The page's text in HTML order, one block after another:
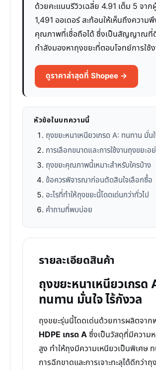
ด้วยคะแนนรีวิวเฉลี่ย 4.91 เต็ม 5 จาก
1,491 ออเดอร์ สะท้อนให้เห็นถึงความ
คุณภาพที่เชื่อถือได้ ซึ่งเป็นสัญญาณที่
กำลังมองหาถุงขยะที่ตอบโจทย์การใช้
ดูราคาล่าสุดที่ Shopee →
หัวข้อในบทความนี้
ถุงขยะหนาเหนียวเกรด A: ทนทาน มั่น
การเลือกขนาดและการใช้งานถุงขยะอ
ถุงขยะคุณภาพนี้เหมาะสำหรับใครบ้าง
ข้อควรพิจารณาก่อนตัดสินใจเลือกซื้อ
อะไรที่ทำให้ถุงขยะนี้โดดเด่นกว่าทั่วไป
คำถามที่พบบ่อย
รายละเอียดสินค้า
ถุงขยะหนาเหนียวเกรด
ทนทาน มั่นใจ ไร้กังวล
ถุงขยะรุ่นนี้โดดเด่นด้วยการผลิตจา
HDPE เกรด Aซึ่งเป็นวัสดุที่มีความ
สูง ทำให้ถุงมีความเหนียวเป็นพิเศษ
การฉีกขาดและการเจาะทะลุได้ดีกว่าถุ